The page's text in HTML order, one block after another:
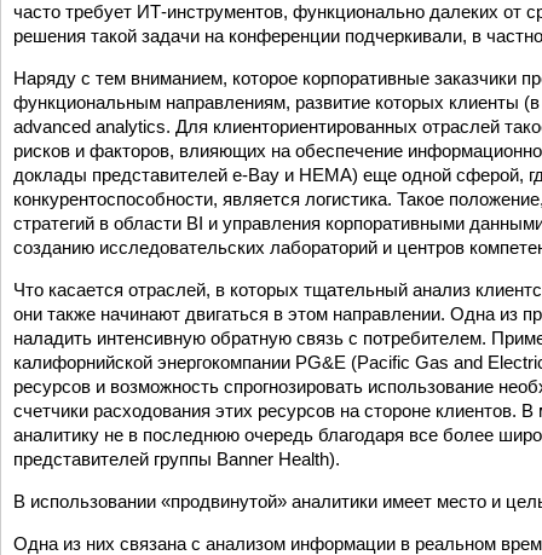
часто требует ИТ-инструментов, функционально далеких от
решения такой задачи на конференции подчеркивали, в
Наряду с тем вниманием, которое корпоративные заказчики
функциональным направлениям, развитие которых клиенты
advanced analytics. Для клиенториентированных отраслей
рисков и факторов, влияющих на обеспечение
доклады представителей e-Bay и HEMA) еще одной сферой,
конкурентоспособности, является логистика. Такое
стратегий в области BI и управления корпоративными
созданию исследовательских лабораторий и центров
Что касается отраслей, в которых тщательный анализ
они также начинают двигаться в этом направлении. Одна
наладить интенсивную обратную связь с потребителем.
калифорнийской энергокомпании PG&E (Pacific Gas and
ресурсов и возможность спрогнозировать использование
счетчики расходования этих ресурсов на стороне клиентов.
аналитику не в последнюю очередь благодаря все более
представителей группы Banner Health).
В использовании «продвинутой» аналитики имеет место и
Одна из них связана с анализом информации в реальном